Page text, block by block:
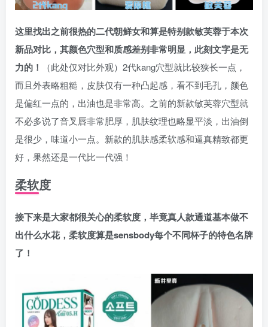
这里找出之前很热的二代朝鲜女和算是特别款敏芙蓉于本次
新品对比，其颜色穴型和质感差别非常明显，此刻文字是无
力的！
（此处仅对比外观）2代kang穴型就比较狭长一点，
而且外表略粗糙，皮肤仅有一种凸起感，看不到毛孔，颜色
是偏红一点的，出油也是非常高。之前的新款敏芙蓉穴型就
不必多说了音叉唇非常肥厚，肌肤纹理也略显平淡，出油倒
是很少，味道小一点。新款的肌肤感柔软感和逼真精致都更
好，果然还是一代比一代强！
柔软度
接下来是大家都很关心的柔软度，毕竟真人款通道基本做不
出什么水花，柔软度算是sensbody每个不同杯子的特色名牌
了！